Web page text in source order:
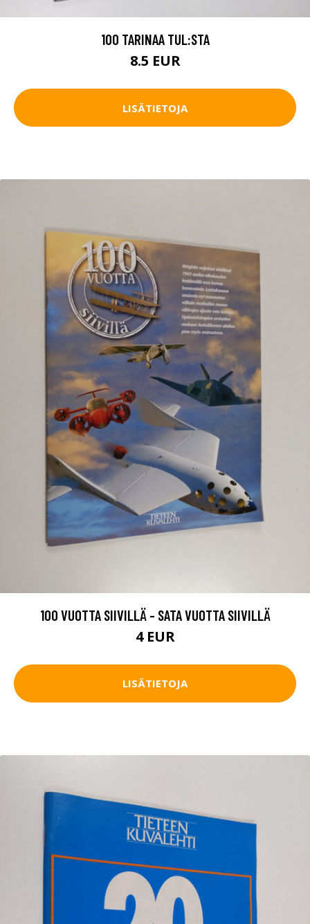
100 TARINAA TUL:STA
8.5 EUR
LISÄTIETOJA
100 VUOTTA SIIVILLÄ - SATA VUOTTA SIIVILLÄ
4 EUR
LISÄTIETOJA